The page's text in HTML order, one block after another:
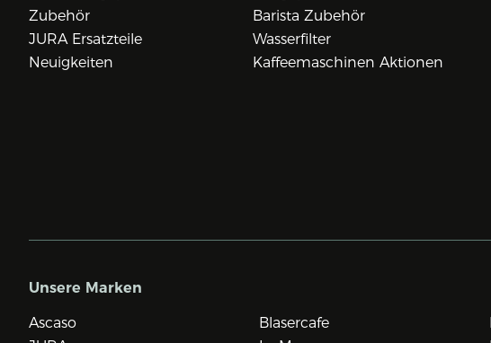
Zubehör
Barista Zubehör
JURA Ersatzteile
Wasserfilter
Neuigkeiten
Kaffeemaschinen Aktionen
Unsere Marken
Ascaso Blasercafe